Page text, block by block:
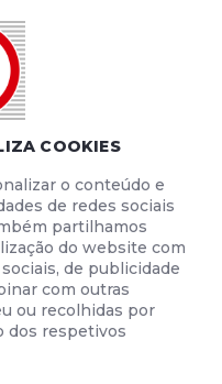
COOKIES
o conteúdo e
de redes sociais
partilhamos
do website com
de publicidade
com outras
ou recolhidas por
dos respetivos
DE UTILIZAÇÃO